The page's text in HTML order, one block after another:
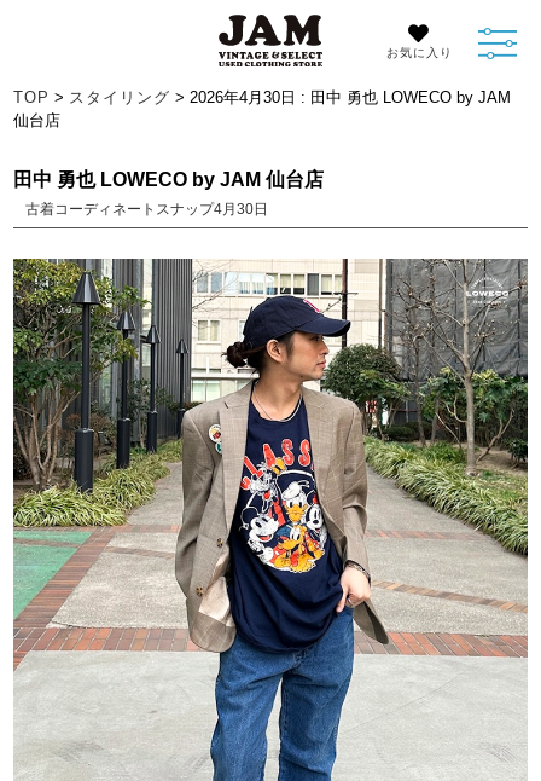
お気に入り
TOP > スタイリング > 2026年4月30日 : 田中 勇也 LOWECO by JAM
仙台店
田中 勇也 LOWECO by JAM 仙台店
古着コーディネートスナップ4月30日